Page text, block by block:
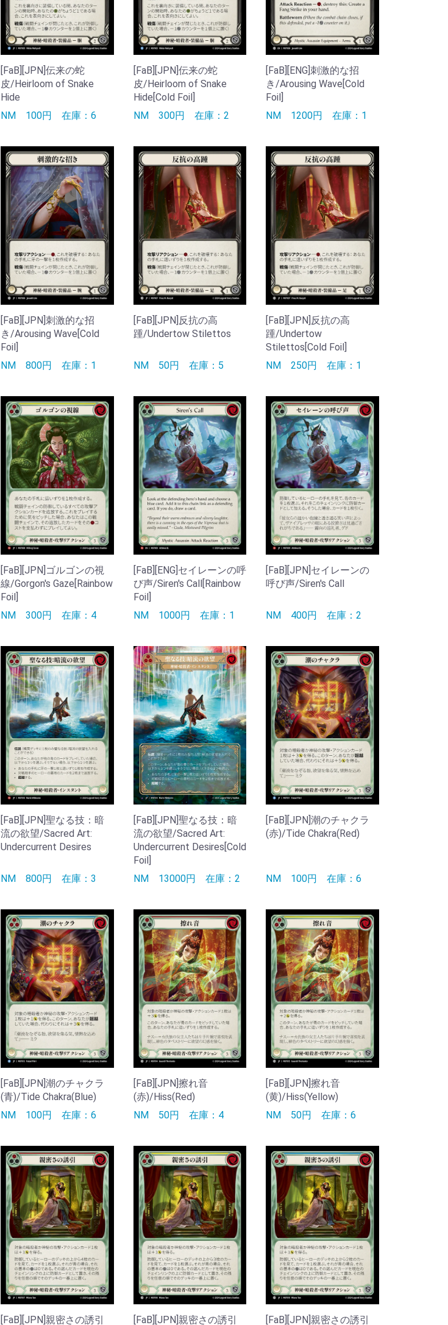
[FaB][JPN]伝来の蛇
皮/Heirloom of Snake
Hide
NM 100円在庫：6
[FaB][JPN]伝来の蛇
皮/Heirloom of Snake
Hide[Cold Foil]
NM 300円 在庫：2
[FaB][ENG]刺激的な招
き/Arousing Wave[Cold
Foil]
NM 1200円在庫：1
[FaB][JPN]刺激的な招
き/Arousing Wave[Cold
Foil]
NM800円在庫：1
[FaB][JPN]反抗の高
踵/Undertow Stilettos
NM 50円 在庫：5
[FaB][JPN]反抗の高
踵/Undertow
Stilettos[Cold Foil]
NM250円在庫：1
[FaB][JPN]ゴルゴンの視
線/Gorgon's Gaze[Rainbow
Foil]
NM300円在庫：4
[FaB][ENG]セイレーンの呼
び声/Siren's Call[Rainbow
Foil]
NM 1000円 在庫：1
[FaB][JPN]セイレーンの
呼び声/Siren's Call
NM 400円在庫：2
[FaB][JPN]聖なる技：暗
流の欲望/Sacred Art:
Undercurrent Desires
NM800円在庫：3
[FaB][JPN]聖なる技：暗
流の欲望/Sacred Art:
Undercurrent Desires[Cold
Foil]
NM 13000円 在庫：2
[FaB][JPN]潮のチャクラ
(赤)/Tide Chakra(Red)
NM 100円在庫：6
[FaB][JPN]潮のチャクラ
(青)/Tide Chakra(Blue)
NM 100円在庫：6
[FaB][JPN]擦れ音
(赤)/Hiss(Red)
NM 50円 在庫：4
[FaB][JPN]擦れ音
(黄)/Hiss(Yellow)
NM 50円在庫：6
[FaB][JPN]親密さの誘引 [FaB][JPN]親密さの誘引 [FaB][JPN]親密さの誘引